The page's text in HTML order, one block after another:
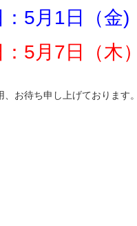
5月1日（金)
5月7日（木）
、お待ち申し上げております。